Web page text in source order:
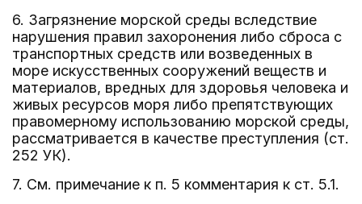
6. Загрязнение морской среды вследствие
нарушения правил захоронения либо сброса с
транспортных средств или возведенных в
море искусственных сооружений веществ и
материалов, вредных для здоровья человека и
живых ресурсов моря либо препятствующих
правомерному использованию морской среды,
рассматривается в качестве преступления (ст.
252 УК).
7. См. примечание к п. 5 комментария к ст. 5.1.